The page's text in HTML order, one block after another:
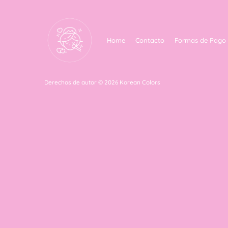
Home Contacto Formas de Pago
Derechos de autor © 2026 Korean Colors